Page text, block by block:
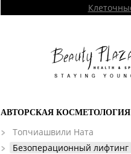
АВТОРСКАЯ КОСМЕТОЛОГИЯ
Топчиашвили Ната
Безоперационный лифтинг